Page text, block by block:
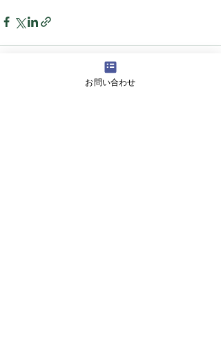
お問い合わせ